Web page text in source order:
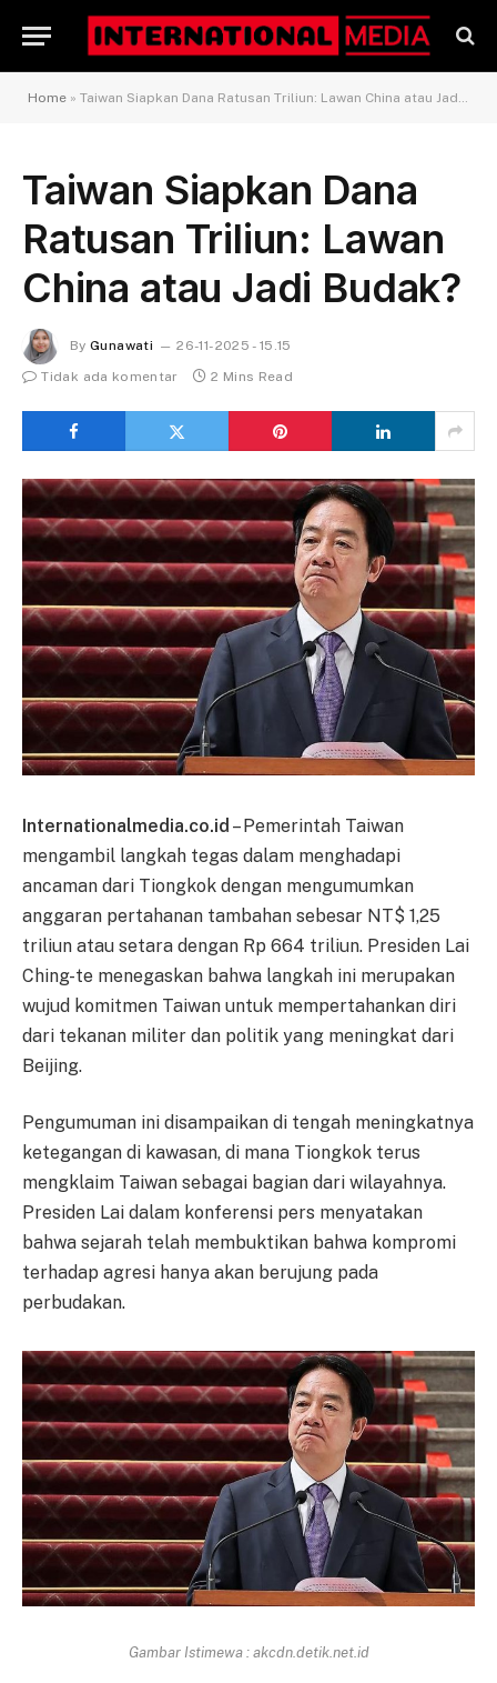
Home » Taiwan Siapkan Dana Ratusan Triliun: Lawan China atau Jadi Budak?
Taiwan Siapkan Dana
Ratusan Triliun: Lawan
China atau Jadi Budak?
By Gunawati
26-11-2025 - 15.15
Tidak ada komentar
2 Mins Read
Internationalmedia.co.id – Pemerintah Taiwan
mengambil langkah tegas dalam menghadapi
ancaman dari Tiongkok dengan mengumumkan
anggaran pertahanan tambahan sebesar NT$ 1,25
triliun atau setara dengan Rp 664 triliun. Presiden Lai
Ching-te menegaskan bahwa langkah ini merupakan
wujud komitmen Taiwan untuk mempertahankan diri
dari tekanan militer dan politik yang meningkat dari
Beijing.
Pengumuman ini disampaikan di tengah meningkatnya
ketegangan di kawasan, di mana Tiongkok terus
mengklaim Taiwan sebagai bagian dari wilayahnya.
Presiden Lai dalam konferensi pers menyatakan
bahwa sejarah telah membuktikan bahwa kompromi
terhadap agresi hanya akan berujung pada
perbudakan.
Gambar Istimewa : akcdn.detik.net.id